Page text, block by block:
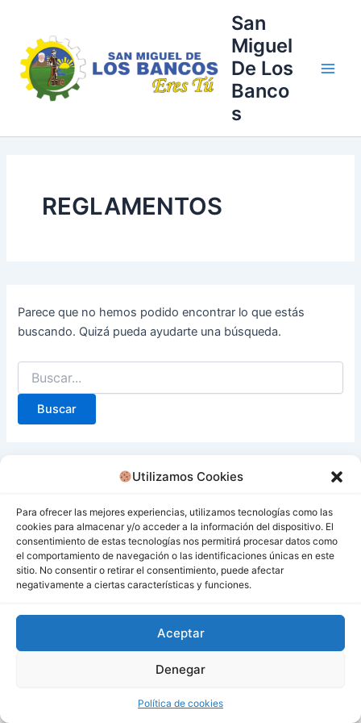
Utilizamos Cookies
Para ofrecer las mejores experiencias, utilizamos tecnologías como las
cookies para almacenar y/o acceder a la información del dispositivo. El
consentimiento de estas tecnologías nos permitirá procesar datos como
el comportamiento de navegación o las identificaciones únicas en este
sitio. No consentir o retirar el consentimiento, puede afectar
negativamente a ciertas características y funciones.
Aceptar
Denegar
Política de cookies
contenido
San
Miguel
De Los
Banco
s
REGLAMENTOS
Parece que no hemos podido encontrar lo que estás
buscando. Quizá pueda ayudarte una búsqueda.
Todos los derechos © 2026 San Miguel De Los Bancos |